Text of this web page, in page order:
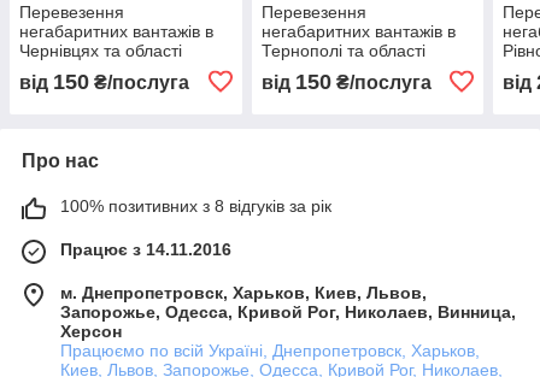
Перевезення
негабаритних вантажів в
Чернівцях та області
від 150 ₴/послуга
Перевезення
негабаритних вантажів в
Тернополі та області
від 150₴/послуга від
Про нас
100% позитивних з 8 відгуків за рік
Працює з 14.11.2016
м. Днепропетровск, Харьков, Киев, Львов,
Запорожье, Одесса, Кривой Рог, Николаев, Винница,
Херсон
Працюємо по всій Україні, Днепропетровск, Харьков,
Киев, Львов, Запорожье, Одесса, Кривой Рог, Николаев,